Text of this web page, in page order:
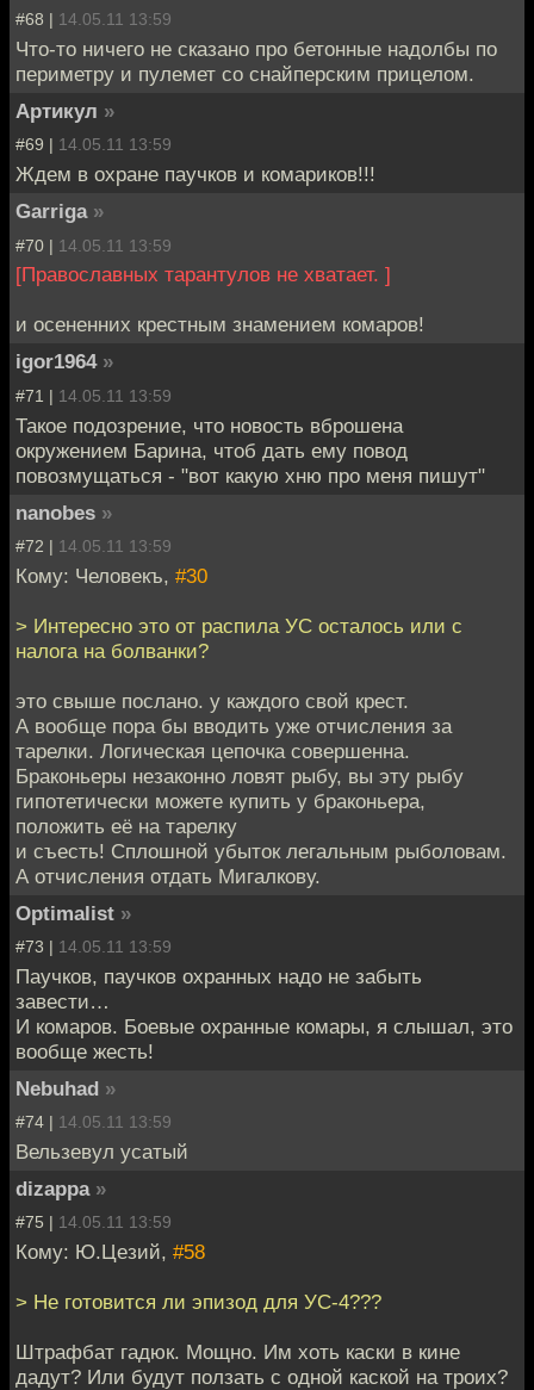
#68 | 14.05.11 13:59
Что-то ничего не сказано про бетонные надолбы по
периметру и пулемет со снайперским прицелом.
Артикул »
#69 | 14.05.11 13:59
Ждем в охране паучков и комариков!!!
Garriga »
#70 | 14.05.11 13:59
[Православных тарантулов не хватает. ]
и осененних крестным знамением комаров!
igor1964 »
#71 | 14.05.11 13:59
Такое подозрение, что новость вброшена
окружением Барина, чтоб дать ему повод
повозмущаться - "вот какую хню про меня пишут"
nanobes »
#72 | 14.05.11 13:59
Кому: Человекъ, #30
> Интересно это от распила УС осталось или с
налога на болванки?
это свыше послано. у каждого свой крест.
А вообще пора бы вводить уже отчисления за
тарелки. Логическая цепочка совершенна.
Браконьеры незаконно ловят рыбу, вы эту рыбу
гипотетически можете купить у браконьера,
положить её на тарелку
и съесть! Сплошной убыток легальным рыболовам.
А отчисления отдать Мигалкову.
Optimalist »
#73 | 14.05.11 13:59
Паучков, паучков охранных надо не забыть
завести…
И комаров. Боевые охранные комары, я слышал, это
вообще жесть!
Nebuhad »
#74 | 14.05.11 13:59
Вельзевул усатый
dizappa »
#75 | 14.05.11 13:59
Кому: Ю.Цезий, #58
> Не готовится ли эпизод для УС-4???
Штрафбат гадюк. Мощно. Им хоть каски в кине
дадут? Или будут ползать с одной каской на троих?